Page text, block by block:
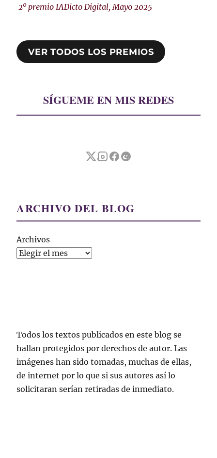
2º premio IADicto Digital, Mayo 2025
VER TODOS LOS PREMIOS
SÍGUEME EN MIS REDES
ARCHIVO DEL BLOG
Archivos
Todos los textos publicados en este blog se
hallan protegidos por derechos de autor. Las
imágenes han sido tomadas, muchas de ellas,
de internet por lo que si sus autores así lo
solicitaran serían retiradas de inmediato.